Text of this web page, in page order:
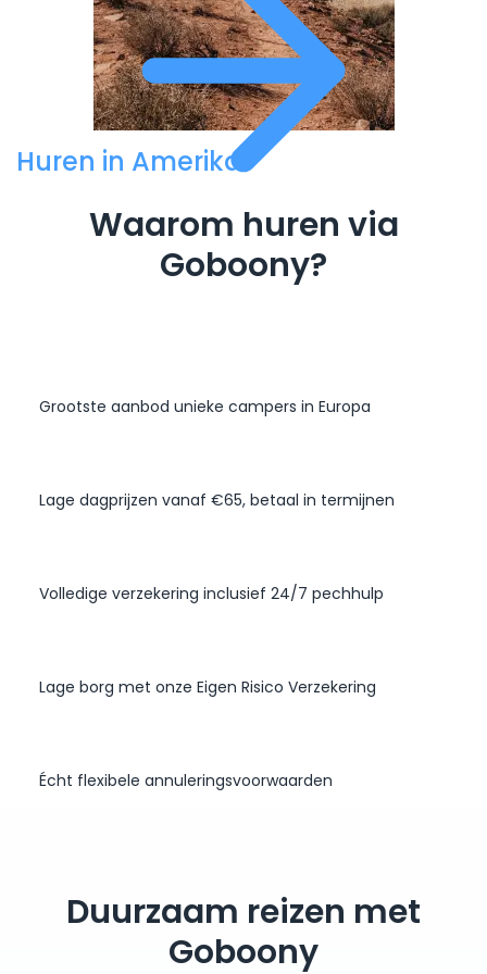
Huren in Amerika
Waarom huren via
Goboony?
Grootste aanbod unieke campers in Europa
Lage dagprijzen vanaf €65, betaal in termijnen
Volledige verzekering inclusief 24/7 pechhulp
Lage borg met onze Eigen Risico Verzekering
Écht flexibele annuleringsvoorwaarden
Duurzaam reizen met
Goboony